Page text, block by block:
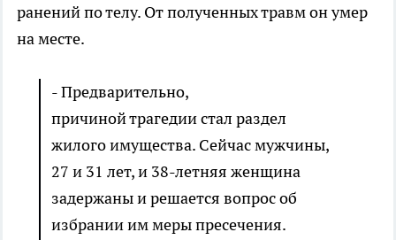
ранений по телу. От полученных травм он умер
на месте.
- Предварительно,
причиной трагедии стал раздел
жилого имущества. Сейчас мужчины,
27 и 31 лет, и 38-летняя женщина
задержаны и решается вопрос об
избрании им меры пресечения.